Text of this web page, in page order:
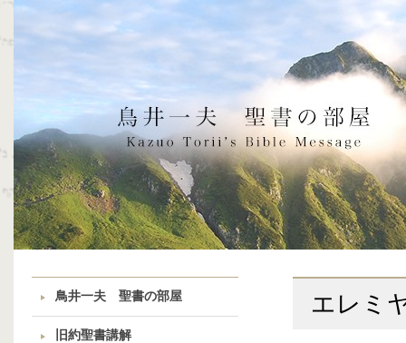
鳥井一夫 聖書の部屋
旧約聖書講解
エレミ